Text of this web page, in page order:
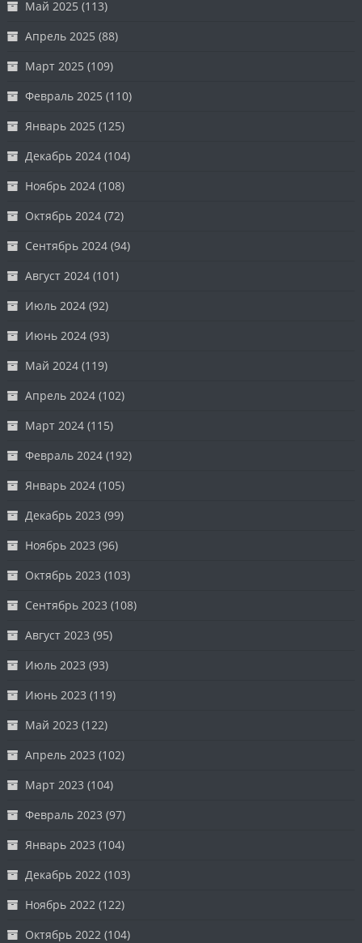
Май 2025 (113)
Апрель 2025 (88)
Март 2025 (109)
Февраль 2025 (110)
Январь 2025 (125)
Декабрь 2024 (104)
Ноябрь 2024 (108)
Октябрь 2024 (72)
Сентябрь 2024 (94)
Август 2024 (101)
Июль 2024 (92)
Июнь 2024 (93)
Май 2024 (119)
Апрель 2024 (102)
Март 2024 (115)
Февраль 2024 (192)
Январь 2024 (105)
Декабрь 2023 (99)
Ноябрь 2023 (96)
Октябрь 2023 (103)
Сентябрь 2023 (108)
Август 2023 (95)
Июль 2023 (93)
Июнь 2023 (119)
Май 2023 (122)
Апрель 2023 (102)
Март 2023 (104)
Февраль 2023 (97)
Январь 2023 (104)
Декабрь 2022 (103)
Ноябрь 2022 (122)
Октябрь 2022 (104)